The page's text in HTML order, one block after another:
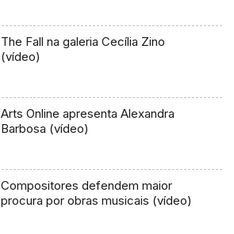
The Fall na galeria Cecília Zino
(vídeo)
Arts Online apresenta Alexandra
Barbosa (vídeo)
Compositores defendem maior
procura por obras musicais (vídeo)